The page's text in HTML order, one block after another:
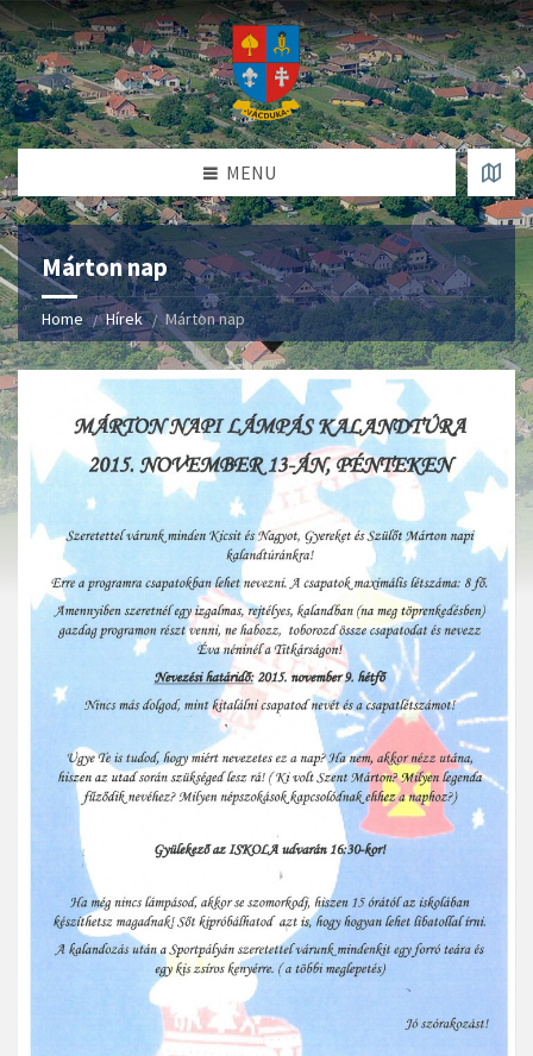
MENU
Márton nap
Home Hírek Márton nap